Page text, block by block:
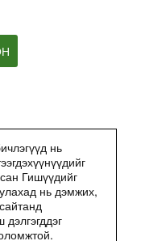
нь
Гишүүдийг
нь дэмжих,
Бүгдийг Харах